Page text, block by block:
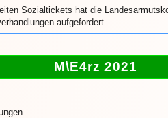
Sozialtickets hat die
aufgefordert.
M\E4rz 2021